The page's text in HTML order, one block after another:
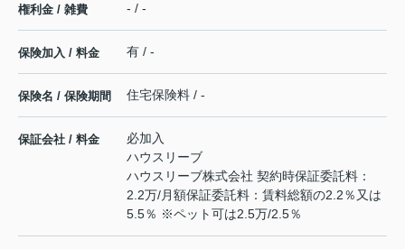
権利金 / 雑費 - / -
保険加入 / 料金 有 / -
保険名 / 保険期間 住宅保険料 / -
保証会社 / 料金
必加入
ハウスリーブ
ハウスリーブ株式会社 契約時保証委託料：
2.2万/月額保証委託料：賃料総額の2.2％又は
5.5％ ※ペット可は2.5万/2.5％